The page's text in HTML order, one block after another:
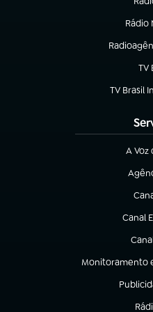
Rádio
(abre em
TV
TV Brasil
(abre em
A Voz
(abre
(abre
Canal
(abre
(abre
Monitoramento
(abre em nova
(abre